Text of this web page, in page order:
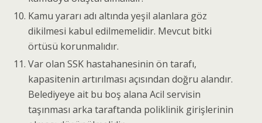
Kamu yararı adı altında yeşil alanlara göz
dikilmesi kabul edilmemelidir. Mevcut bitki
örtüsü korunmalıdır.
Var olan SSK hastahanesinin ön tarafı,
kapasitenin artırılması açısından doğru alandır.
Belediyeye ait bu boş alana Acil servisin
taşınması arka taraftanda poliklinik girişlerinin